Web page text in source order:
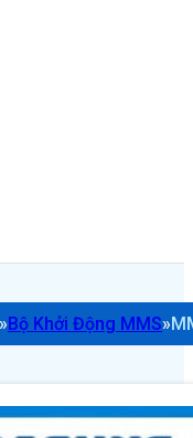
Bộ Khởi Động MMS